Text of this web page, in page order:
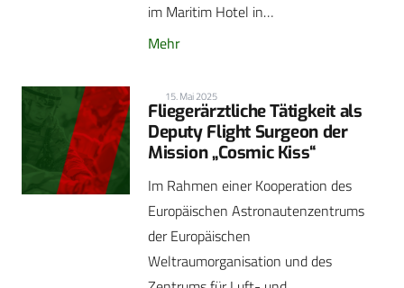
im Maritim Hotel in…
Mehr
15. Mai 2025
Fliegerärztliche Tätigkeit als
Deputy Flight Surgeon der
Mission „Cosmic Kiss“
Im Rahmen einer Kooperation des
Europäischen Astronautenzentrums
der Europäischen
Weltraumorganisation und des